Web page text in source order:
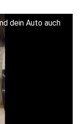
dein Auto auch